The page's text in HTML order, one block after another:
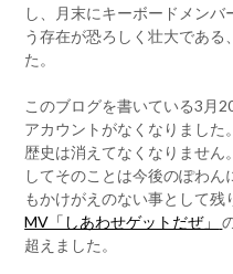
し、月末にキーボードメン
う存在が恐ろしく壮大である
た。
このブログを書いている3月
アカウントがなくなりまし
歴史は消えてなくなりません
してそのことは今後のぽわ
もかけがえのない事として残
MV「しあわせゲットだぜ」
超えました。